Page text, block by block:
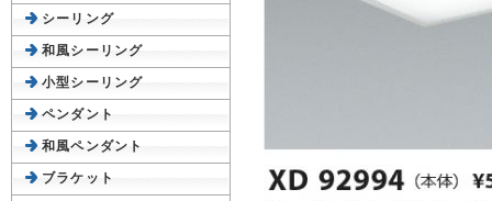
シーリング
和風シーリング
小型シーリング
ペンダント
和風ペンダント
ブラケット